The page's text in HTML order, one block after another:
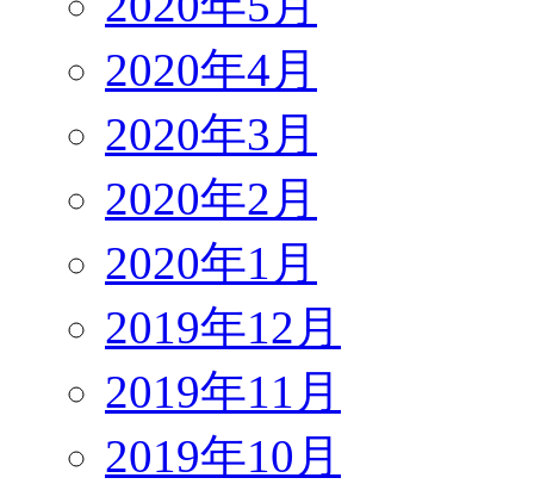
2020年4月
2020年3月
2020年2月
2020年1月
2019年12月
2019年11月
2019年10月